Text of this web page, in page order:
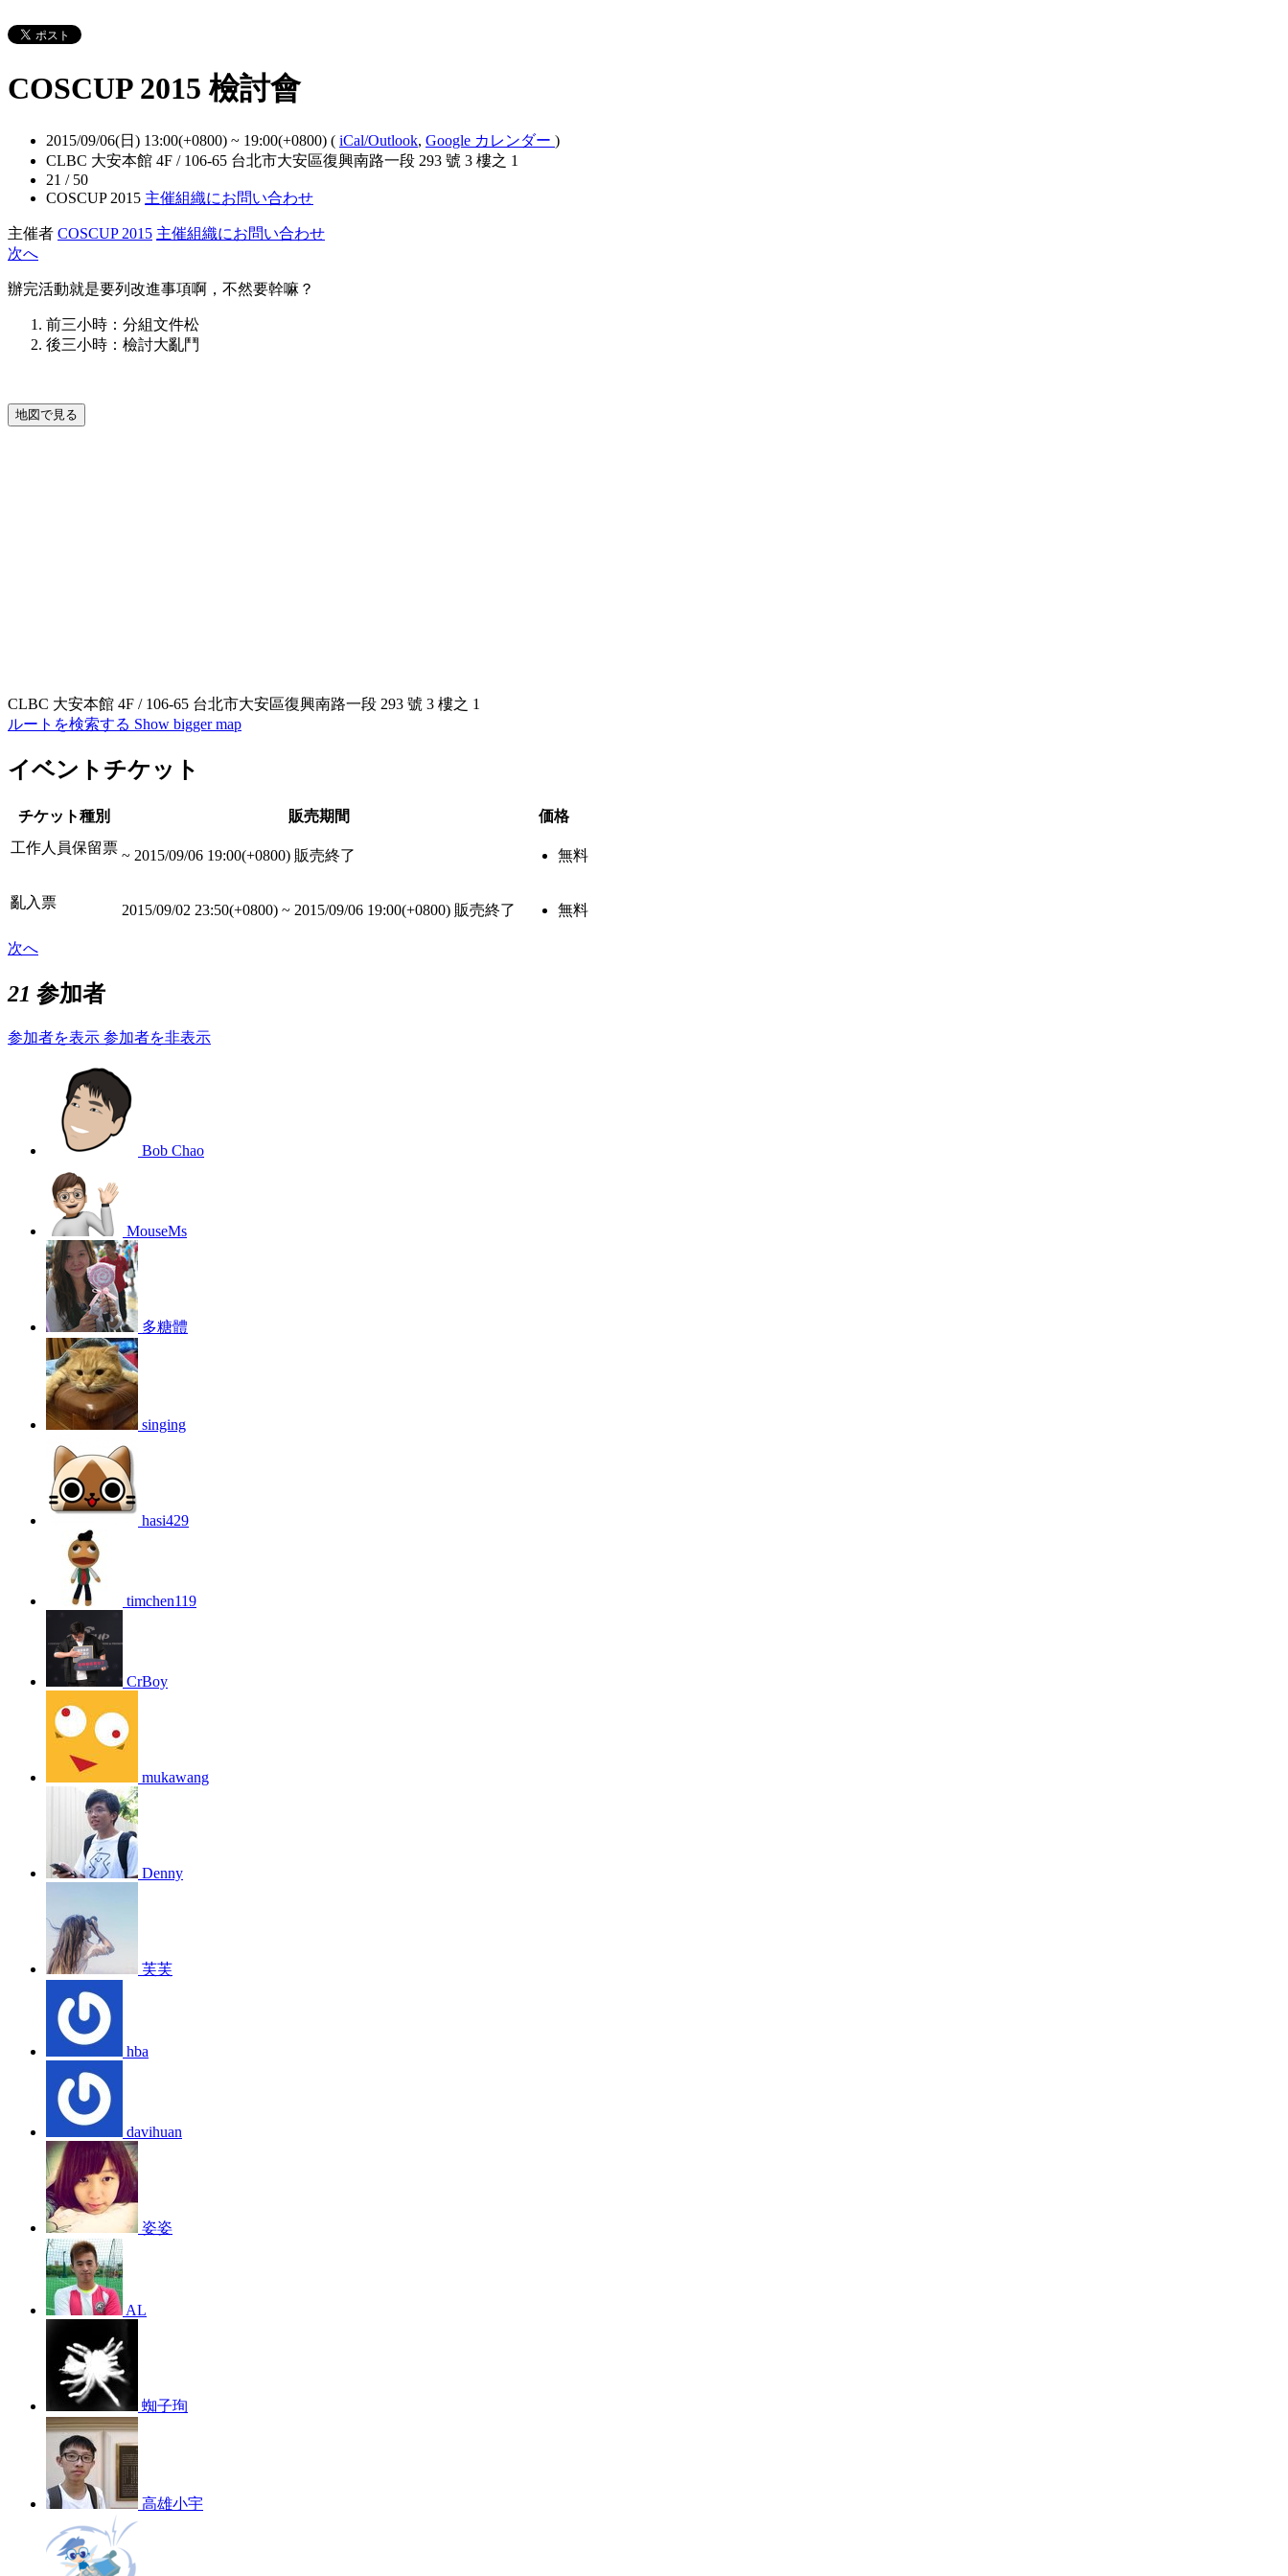
COSCUP 2015 檢討會
2015/09/06(日) 13:00(+0800) ~ 19:00(+0800) ( iCal/Outlook, Google カレンダー )
CLBC 大安本館 4F / 106-65 台北市大安區復興南路一段 293 號 3 樓之 1
21 / 50
COSCUP 2015 主催組織にお問い合わせ
主催者 COSCUP 2015 主催組織にお問い合わせ
次へ
辦完活動就是要列改進事項啊，不然要幹嘛？
前三小時：分組文件松
後三小時：檢討大亂鬥
地図で見る
CLBC 大安本館 4F / 106-65 台北市大安區復興南路一段 293 號 3 樓之 1
ルートを検索する Show bigger map
イベントチケット
チケット種別 販売期間
価格
工作人員保留票 ~ 2015/09/06 19:00(+0800) 販売終了 無料
亂入票 2015/09/02 23:50(+0800) ~ 2015/09/06 19:00(+0800) 販売終了 無料
次へ
21 参加者
参加者を表示 参加者を非表示
Bob Chao
MouseMs
多糖體
singing
hasi429
timchen119
CrBoy
mukawang
Denny
芙芙
hba
davihuan
姿姿
AL
蜘子珣
高雄小宇